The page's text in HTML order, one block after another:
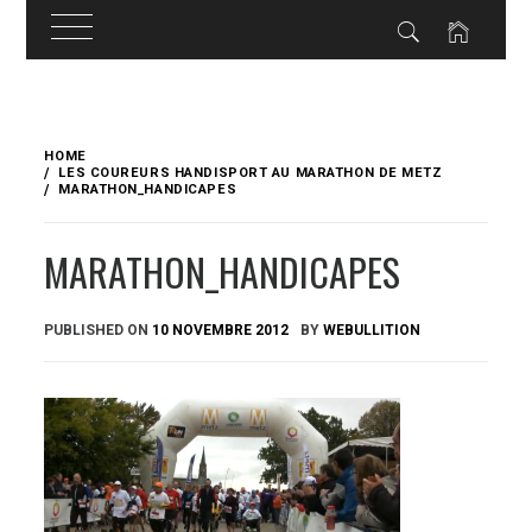
content
HOME
LES COUREURS HANDISPORT AU MARATHON DE METZ
MARATHON_HANDICAPES
MARATHON_HANDICAPES
PUBLISHED ON 10 NOVEMBRE 2012 BYWEBULLITION